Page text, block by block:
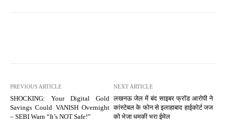
PREVIOUS ARTICLE
SHOCKING: Your Digital Gold
Savings Could VANISH Overnight
– SEBI Warn “It’s NOT Safe!”
NEXT ARTICLE
लखनऊ जेल में बंद साइबर फ्रॉड आरोपी ने
कांस्टेबल के फोन से इलाहाबाद हाईकोर्ट जज
को भेजा धमकी भरा ईमेल